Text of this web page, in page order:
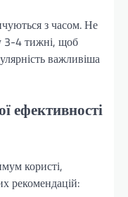
з часом. Не
3-4 тижні, щоб
важливіша
ефективності
користі,
рекомендацій: